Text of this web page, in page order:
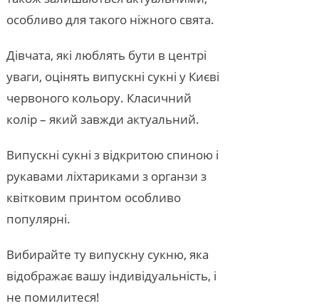
особливо для такого ніжного свята.
Дівчата, які люблять бути в центрі
уваги, оцінять випускні сукні у Києві
червоного кольору. Класичний
колір – який завжди актуальний.
Випускні сукні з відкритою спиною і
рукавами ліхтариками з органзи з
квітковим принтом особливо
популярні.
Вибирайте ту випускну сукню, яка
відображає вашу індивідуальність, і
не помилитеся!